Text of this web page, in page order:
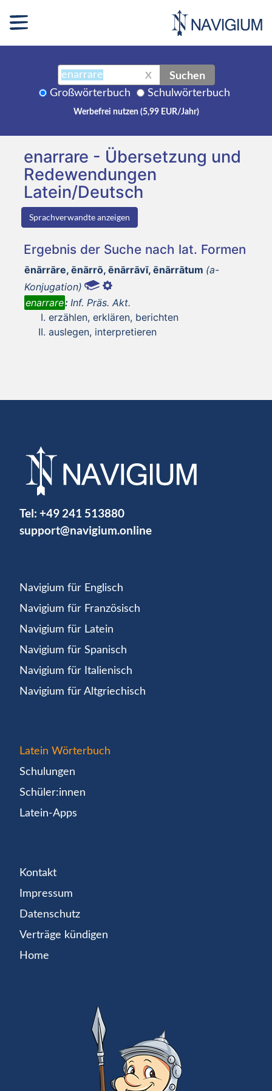
X Suchen
Großwörterbuch Schulwörterbuch
Werbefrei nutzen (5,99 EUR/Jahr)
enarrare - Übersetzung und
Redewendungen
Latein/Deutsch
Sprachverwandte anzeigen
Ergebnis der Suche nach lat. Formen
ēnārrāre, ēnārrō, ēnārrāvī, ēnārrātum (a-
Konjugation)
enarrare: Inf. Präs. Akt.
erzählen, erklären, berichten
auslegen, interpretieren
Tel: +49 241 513880
support@navigium.online
Navigium für Englisch
Navigium für Französisch
Navigium für Latein
Navigium für Spanisch
Navigium für Italienisch
Navigium für Altgriechisch
Latein Wörterbuch
Schulungen
Schüler:innen
Latein-Apps
Kontakt
Impressum
Datenschutz
Verträge kündigen
Home